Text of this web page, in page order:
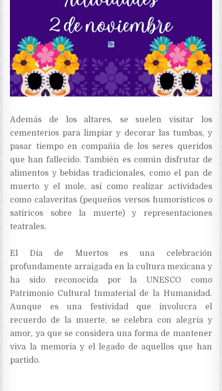
Además de los altares, se suelen visitar los
cementerios para limpiar y decorar las tumbas, y
pasar tiempo en compañía de los seres queridos
que han fallecido. También es común disfrutar de
alimentos y bebidas tradicionales, como el pan de
muerto y el mole, así como realizar actividades
como calaveritas (pequeños versos humorísticos o
satíricos sobre la muerte) y representaciones
teatrales.
El Día de Muertos es una celebración
profundamente arraigada en la cultura mexicana y
ha sido reconocida por la UNESCO como
Patrimonio Cultural Inmaterial de la Humanidad.
Aunque es una festividad que involucra el
recuerdo de la muerte, se celebra con alegría y
amor, ya que se considera una forma de mantener
viva la memoria y el legado de aquellos que han
partido.